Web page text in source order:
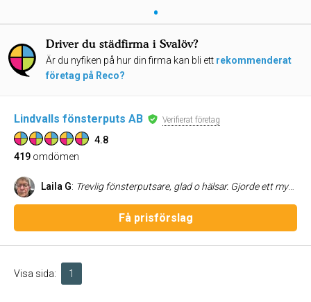
•
Driver du städfirma i Svalöv?
Är du nyfiken på hur din firma kan bli ett rekommenderat
företag på Reco?
Lindvalls fönsterputs AB Verifierat företag
4.8
419 omdömen
Laila G: Trevlig fönsterputsare, glad o hälsar. Gjorde ett mycket bra jobb, inget att invända på. Kommer rekommendera företaget till andra.
Få prisförslag
Visa sida: 1